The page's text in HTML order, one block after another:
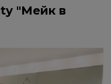
"Мейк в